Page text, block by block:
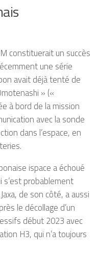
constituerait un succès
une série
avait déjà tenté de
» («
à bord de la mission
avec la sonde
dans l’espace, en
ispace a échoué
s’est probablement
de son côté, a aussi
le décollage d’un
début 2023 avec
H3, qui n’a toujours